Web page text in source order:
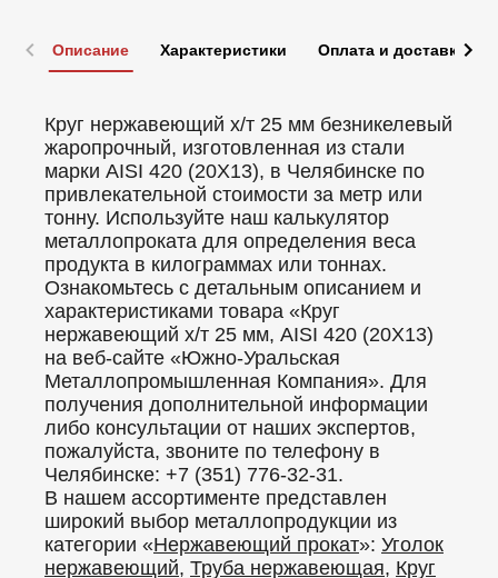
Описание Характеристики Оплата и доставка
Круг нержавеющий х/т 25 мм безникелевый
жаропрочный, изготовленная из стали
марки AISI 420 (20Х13), в Челябинске по
привлекательной стоимости за метр или
тонну. Используйте наш калькулятор
металлопроката для определения веса
продукта в килограммах или тоннах.
Ознакомьтесь с детальным описанием и
характеристиками товара «Круг
нержавеющий х/т 25 мм, AISI 420 (20Х13)
на веб-сайте «Южно-Уральская
Металлопромышленная Компания». Для
получения дополнительной информации
либо консультации от наших экспертов,
пожалуйста, звоните по телефону в
Челябинске: +7 (351) 776-32-31.
В нашем ассортименте представлен
широкий выбор металлопродукции из
категории «Нержавеющий прокат»: Уголок
нержавеющий, Труба нержавеющая, Круг